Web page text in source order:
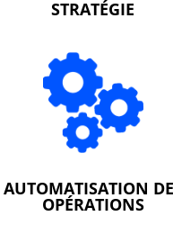
STRATÉGIE
AUTOMATISATION
OPÉRATIONS